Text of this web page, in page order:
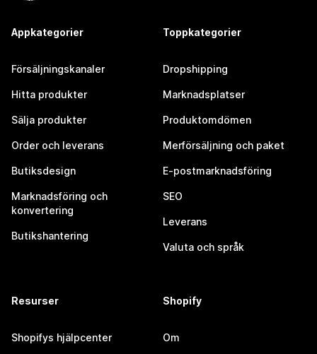
Appkategorier
Försäljningskanaler
Hitta produkter
Sälja produkter
Order och leverans
Butiksdesign
Marknadsföring och
konvertering
Butikshantering
Toppkategorier
Dropshipping
Marknadsplatser
Produktomdömen
Merförsäljning och paket
E-postmarknadsföring
SEO
Leverans
Valuta och språk
Resurser
Shopifys hjälpcenter
Shopify
Om